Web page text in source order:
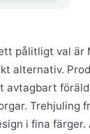
pålitligt val är
alternativ.
avtagbart
Trehjuling
i fina färger.